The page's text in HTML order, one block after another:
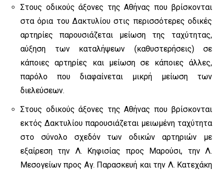
Στους οδικούς άξονες της Αθήνας που βρίσκονται
στα όρια του Δακτυλίου στις περισσότερες οδικές
αρτηρίες παρουσιάζεται μείωση της ταχύτητας,
αύξηση των καταλήψεων (καθυστερήσεις) σε
κάποιες αρτηρίες και μείωση σε κάποιες άλλες,
παρόλο που διαφαίνεται μικρή μείωση των
διελεύσεων.
Στους οδικούς άξονες της Αθήνας που βρίσκονται
εκτός Δακτυλίου παρουσιάζεται μειωμένη ταχύτητα
στο σύνολο σχεδόν των οδικών αρτηριών με
εξαίρεση την Λ. Κηφισίας προς Μαρούσι, την Λ.
Μεσογείων προς Αγ. Παρασκευή και την Λ. Κατεχάκη